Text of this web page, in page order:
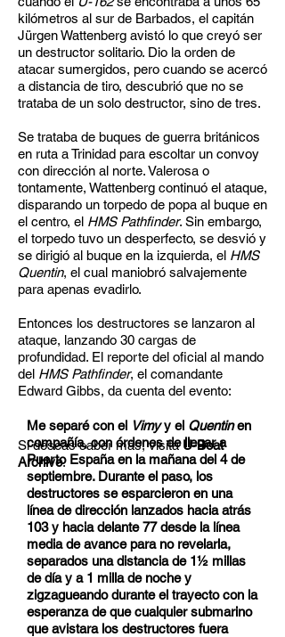
kilómetros al sur de Barbados, el capitán
Jürgen Wattenberg avistó lo que creyó ser
un destructor solitario. Dio la orden de
atacar sumergidos, pero cuando se acercó
a distancia de tiro, descubrió que no se
trataba de un solo destructor, sino de tres.
Se trataba de buques de guerra británicos
en ruta a Trinidad para escoltar un convoy
con dirección al norte. Valerosa o
tontamente, Wattenberg continuó el ataque,
disparando un torpedo de popa al buque en
el centro, el HMS Pathfinder. Sin embargo,
el torpedo tuvo un desperfecto, se desvió y
se dirigió al buque en la izquierda, el HMS
Quentin, el cual maniobró salvajemente
para apenas evadirlo.
Entonces los destructores se lanzaron al
ataque, lanzando 30 cargas de
profundidad. El reporte del oficial al mando
del HMS Pathfinder, el comandante
Edward Gibbs, da cuenta del evento:
Me separé con el Vimyy el Quentinen
compañía, con órdenes de llegar a
Puerto España en la mañana del 4 de
septiembre. Durante el paso, los
destructores se esparcieron en una
línea de dirección lanzados hacia atrás
103 y hacia delante 77 desde la línea
media de avance para no revelarla,
separados una distancia de 1½ millas
de día y a 1 milla de noche y
zigzagueando durante el trayecto con la
esperanza de que cualquier submarino
que avistara los destructores fuera
Si deseas saber más, visitaU-Boat
Archive.